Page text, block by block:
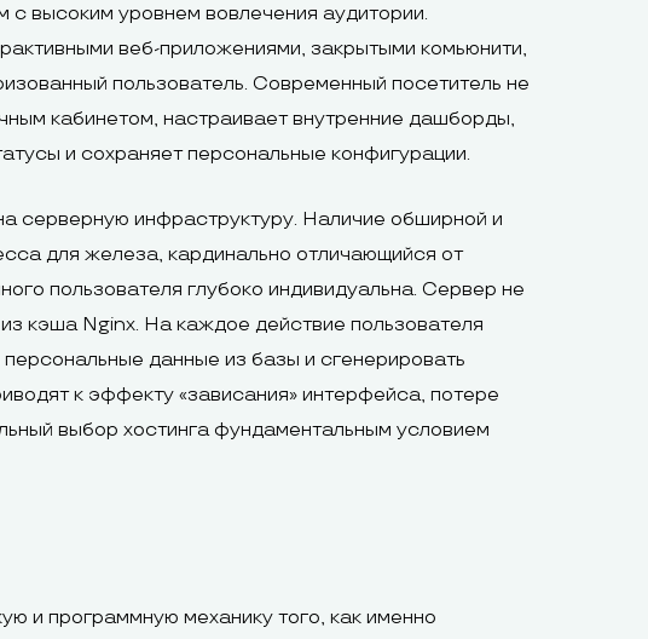
высоким уровнем вовлечения аудитории.
веб-приложениями, закрытыми комьюнити,
пользователь. Современный посетитель не
кабинетом, настраивает внутренние дашборды,
и сохраняет персональные конфигурации.
серверную инфраструктуру. Наличие обширной и
для железа, кардинально отличающийся от
пользователя глубоко индивидуальна. Сервер не
кэша Nginx. На каждое действие пользователя
данные из базы и сгенерировать
к эффекту «зависания» интерфейса, потере
выбор хостинга фундаментальным условием
и программную механику того, как именно